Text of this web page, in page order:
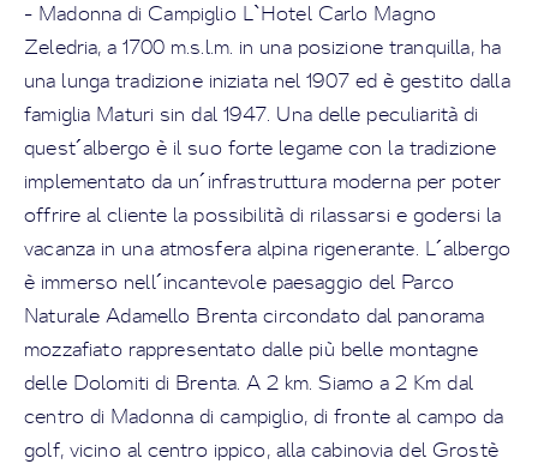
- Madonna di Campiglio L`Hotel Carlo Magno
Zeledria, a 1700 m.s.l.m. in una posizione tranquilla, ha
una lunga tradizione iniziata nel 1907 ed è gestito dalla
famiglia Maturi sin dal 1947. Una delle peculiarità di
quest´albergo è il suo forte legame con la tradizione
implementato da un´infrastruttura moderna per poter
offrire al cliente la possibilità di rilassarsi e godersi la
vacanza in una atmosfera alpina rigenerante. L´albergo
è immerso nell´incantevole paesaggio del Parco
Naturale Adamello Brenta circondato dal panorama
mozzafiato rappresentato dalle più belle montagne
delle Dolomiti di Brenta. A 2 km. Siamo a 2 Km dal
centro di Madonna di campiglio, di fronte al campo da
golf, vicino al centro ippico, alla cabinovia del Grostè